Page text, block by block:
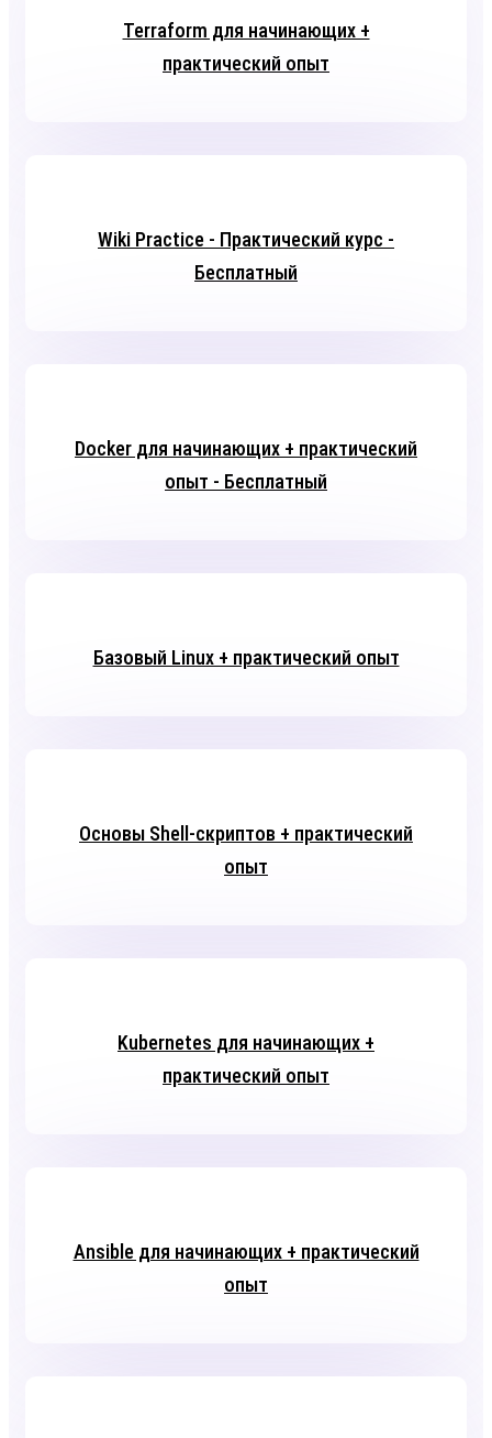
Terraform для начинающих +
практический опыт
Wiki Practice - Практический курс -
Бесплатный
Docker для начинающих + практический
опыт - Бесплатный
Базовый Linux + практический опыт
Основы Shell-скриптов + практический
опыт
Kubernetes для начинающих +
практический опыт
Ansible для начинающих + практический
опыт